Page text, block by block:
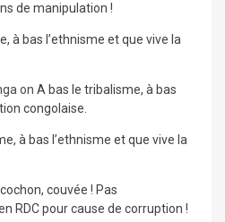
de manipulation !
à bas l’ethnisme et que vive la
on A bas le tribalisme, à bas
congolaise.
à bas l’ethnisme et que vive la
couvée ! Pas
RDC pour cause de corruption !